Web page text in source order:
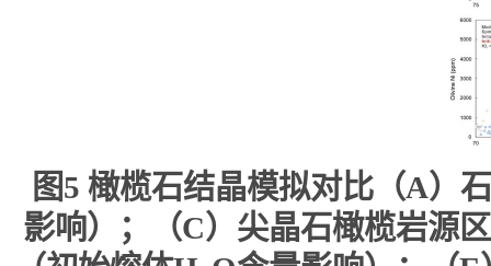
图5 橄榄石结晶模拟对比（A）
影响）；（C）尖晶石橄榄岩源